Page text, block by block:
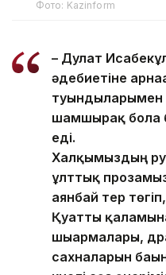
Фото: Kazinform
– Дулат
әдебиетіне
туындыларымен
шамшырақ бола
еді.
Халқымыздың
ұлттық
аянбай тер
Қуатты
шығармалары,
сахналарын